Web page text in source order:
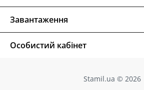
Завантаження
Особистий кабінет
Stamil.ua © 2026